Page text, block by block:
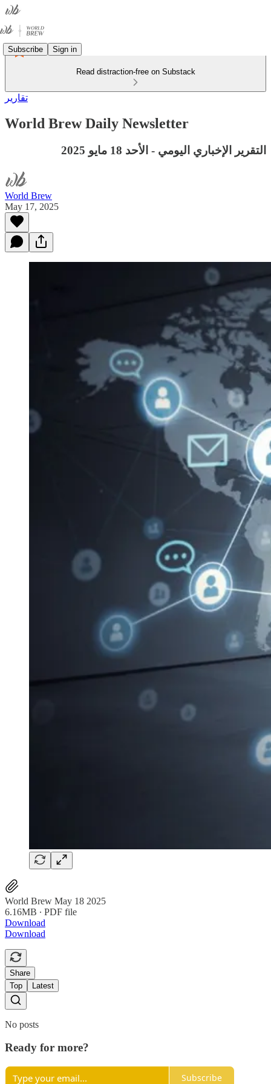
Subscribe Sign in
Read distraction-free on Substack
تقارير
World Brew Daily Newsletter
التقرير الإخباري اليومي - الأحد 18 مايو 2025
World Brew
May 17, 2025
World Brew May 18 2025
6.16MB ∙ PDF file
Download
Download
Share
Top
Latest
No posts
Ready for more?
Subscribe